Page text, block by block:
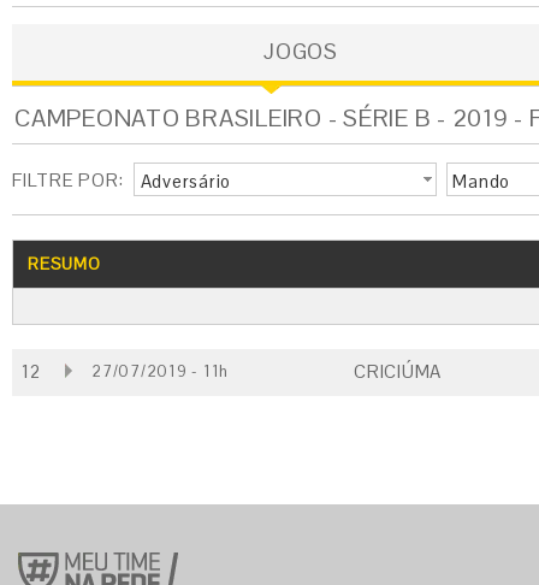
JOGOS
CAMPEONATO BRASILEIRO - SÉRIE B - 2019 -
FILTRE POR: Adversário Mando
RESUMO
12 27/07/2019 - 11h CRICIÚMA